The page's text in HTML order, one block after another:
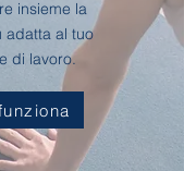
insieme la
adatta al tuo
di lavoro.